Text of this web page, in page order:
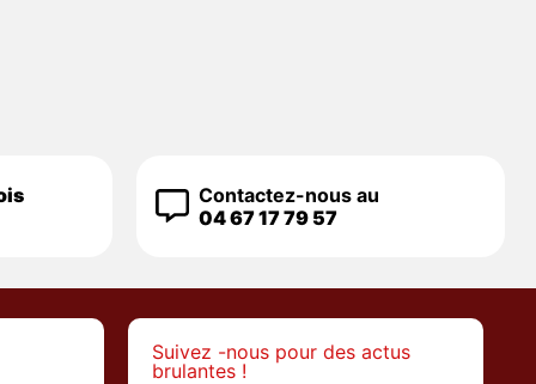
Contactez-nous au
04 67 17 79 57
Suivez -nous pour des actus
brulantes !